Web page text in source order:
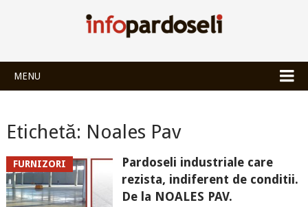
MENU
Etichetă: Noales Pav
FURNIZORI
Pardoseli industriale care
rezista, indiferent de conditii.
De la NOALES PAV.